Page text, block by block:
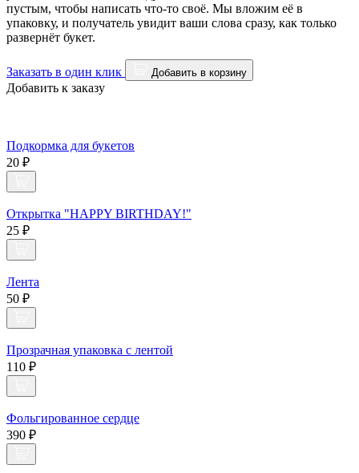
пустым, чтобы написать что-то своё. Мы вложим её в
упаковку, и получатель увидит ваши слова сразу, как только
развернёт букет.
Заказать в один клик Добавить в корзину
Добавить к заказу
Подкормка для букетов
20 ₽
Открытка "HAPPY BIRTHDAY!"
25 ₽
Лента
50 ₽
Прозрачная упаковка с лентой
110 ₽
Фольгированное сердце
390 ₽